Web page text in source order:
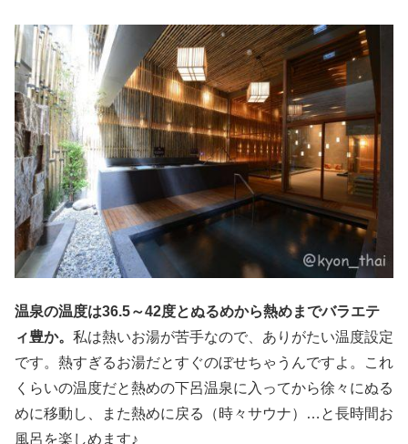
温泉の温度は36.5～42度とぬるめから熱めまでバラエテ
ィ豊か。 私は熱いお湯が苦手なので、ありがたい温度設定
です。熱すぎるお湯だとすぐのぼせちゃうんですよ。これ
くらいの温度だと熱めの下呂温泉に入ってから徐々にぬる
めに移動し、また熱めに戻る（時々サウナ）…と長時間お
風呂を楽しめます♪